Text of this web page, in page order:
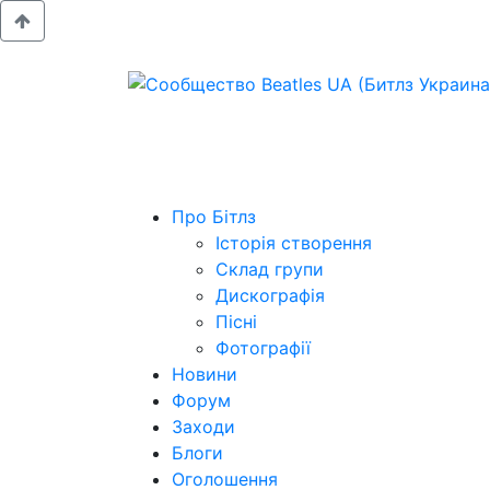
Про Бітлз
Історія створення
Склад групи
Дискографія
Пісні
Фотографії
Новини
Форум
Заходи
Блоги
Оголошення